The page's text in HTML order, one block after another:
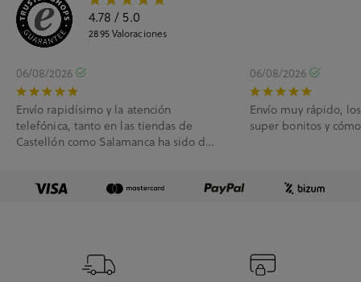
4.78 / 5.0
2895Valoraciones
06/08/2026
Envío rapidísimo y la atención
telefónica, tanto en las tiendas de
Castellón como Salamanca ha sido de
06/08/2026
Envío muy rápido,
super bonitos y